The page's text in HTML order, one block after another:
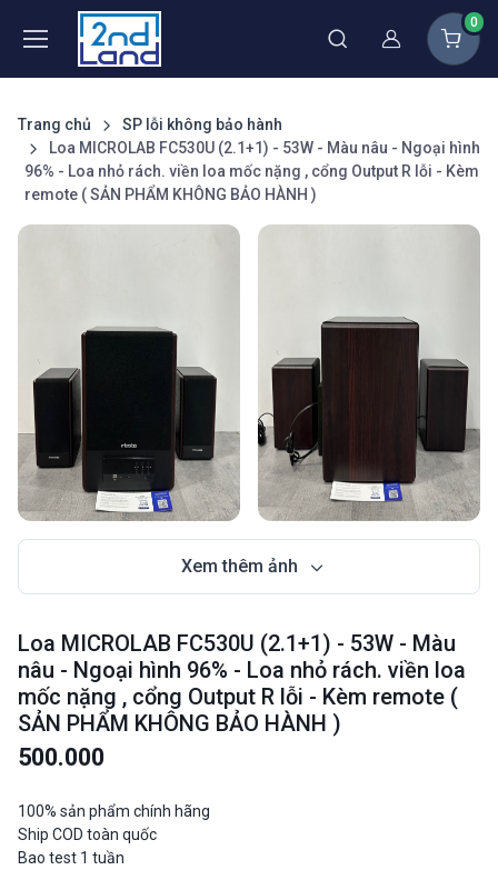
Thành viên
0
Trang chủ
SP lỗi không bảo hành
Loa MICROLAB FC530U (2.1+1) - 53W - Màu nâu - Ngoại hình
96% - Loa nhỏ rách. viền loa mốc nặng , cổng Output R lỗi - Kèm
remote ( SẢN PHẨM KHÔNG BẢO HÀNH )
Xem thêm ảnh
Loa MICROLAB FC530U (2.1+1) - 53W - Màu
nâu - Ngoại hình 96% - Loa nhỏ rách. viền loa
mốc nặng , cổng Output R lỗi - Kèm remote (
SẢN PHẨM KHÔNG BẢO HÀNH )
500.000
100% sản phẩm chính hãng
Ship COD toàn quốc
Bao test 1 tuần